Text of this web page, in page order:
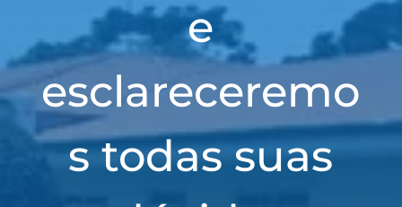
e
esclareceremo
s todas suas